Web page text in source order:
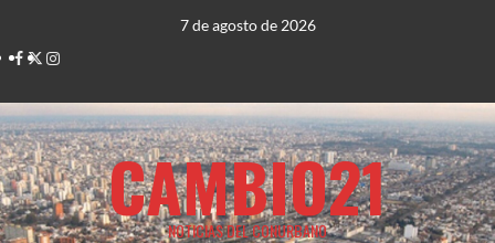
contenido
7 de agosto de 2026
Facebook
TwitterInstagram
CAMBIO21
NOTICIAS DEL CONURBANO